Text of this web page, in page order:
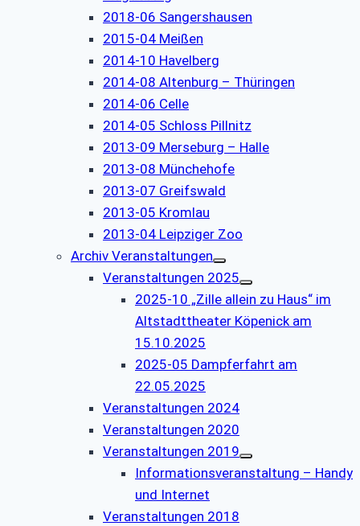
2018-06 Sangershausen
2015-04 Meißen
2014-10 Havelberg
2014-08 Altenburg – Thüringen
2014-06 Celle
2014-05 Schloss Pillnitz
2013-09 Merseburg – Halle
2013-08 Münchehofe
2013-07 Greifswald
2013-05 Kromlau
2013-04 Leipziger Zoo
Archiv Veranstaltungen
Veranstaltungen 2025
2025-10 „Zille allein zu Haus“ im
Altstadttheater Köpenick am
15.10.2025
2025-05 Dampferfahrt am
22.05.2025
Veranstaltungen 2024
Veranstaltungen 2020
Veranstaltungen 2019
Informationsveranstaltung – Handy
und Internet
Veranstaltungen 2018